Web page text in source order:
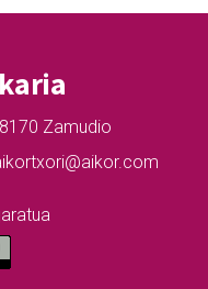
Zamudio